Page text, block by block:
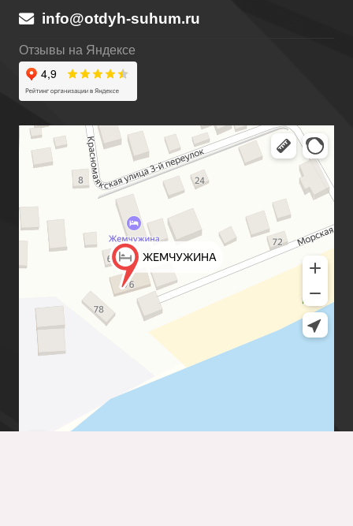
info@otdyh-suhum.ru
Отзывы на Яндексе